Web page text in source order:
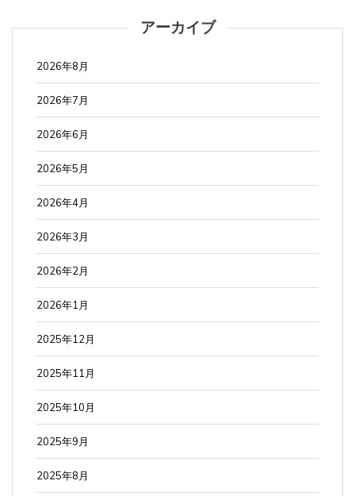
アーカイブ
2026年8月
2026年7月
2026年6月
2026年5月
2026年4月
2026年3月
2026年2月
2026年1月
2025年12月
2025年11月
2025年10月
2025年9月
2025年8月